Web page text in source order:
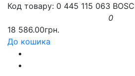
Код товару: 0 445 115 063
0
18 586.00грн.
До кошика